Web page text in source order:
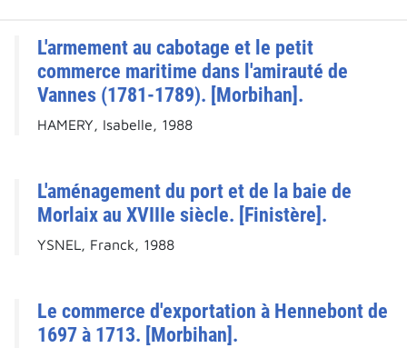
L'armement au cabotage et le petit
commerce maritime dans l'amirauté de
Vannes (1781-1789). [Morbihan].
HAMERY, Isabelle, 1988
L'aménagement du port et de la baie de
Morlaix au XVIIIe siècle. [Finistère].
YSNEL, Franck, 1988
Le commerce d'exportation à Hennebont de
1697 à 1713. [Morbihan].